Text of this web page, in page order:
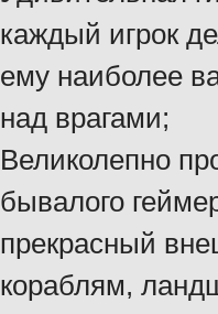
каждый игрок
ему наиболее
над врагами;
Великолепно
бывалого
прекрасный
кораблям,